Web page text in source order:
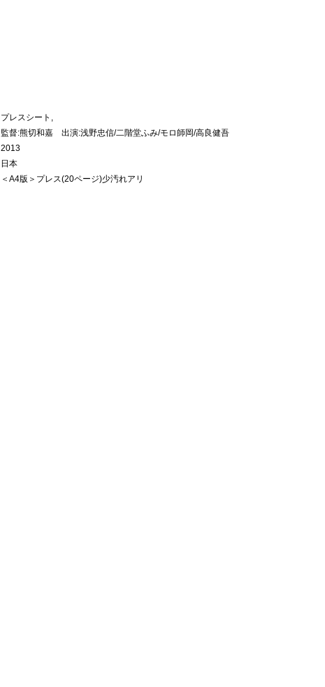
プレスシート,
監督:熊切和嘉 出演:浅野忠信/二階堂ふみ/モロ師岡/高良健吾
2013
日本
＜A4版＞プレス(20ページ)少汚れアリ